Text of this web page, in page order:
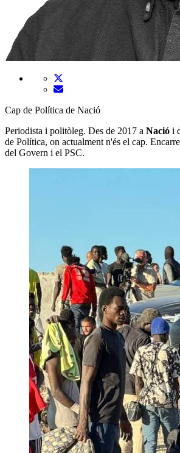
Cap de Política de Nació
Periodista i politòleg. Des de 2017 a Nació i
de Política, on actualment n'és el cap.
del Govern i el PSC.